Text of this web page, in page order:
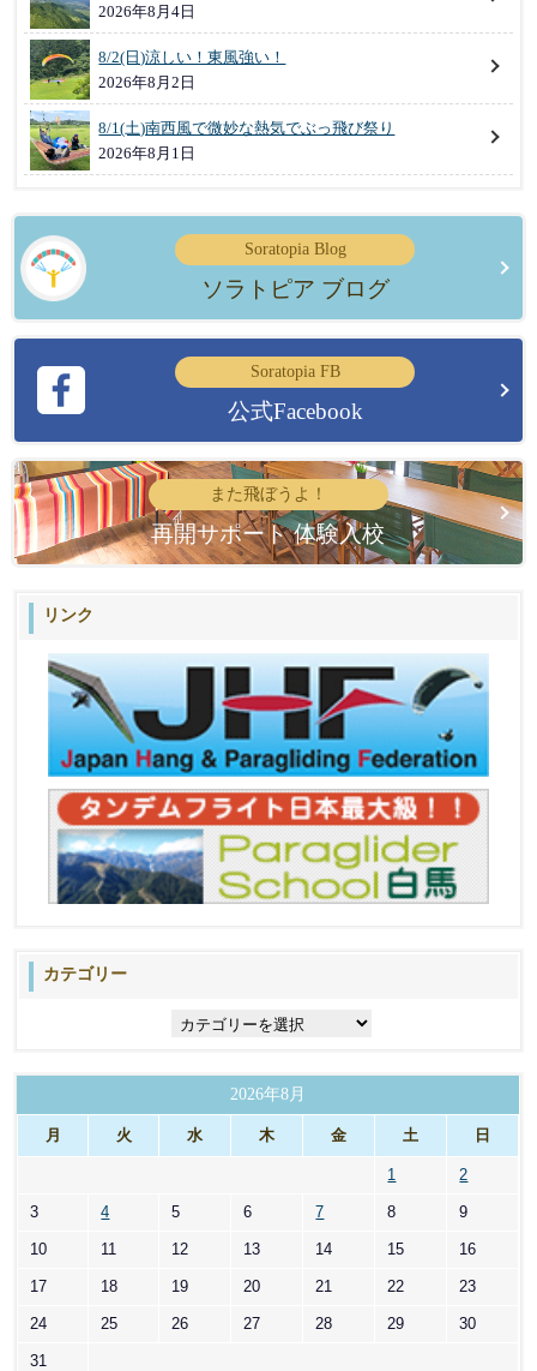
2026年8月4日
8/2(日)涼しい！東風強い！
2026年8月2日
8/1(土)南西風で微妙な熱気でぶっ飛び祭り
2026年8月1日
Soratopia Blog
ソラトピア ブログ
Soratopia FB
公式Facebook
また飛ぼうよ！
再開サポート 体験入校
リンク
カテゴリー
ー
2026年8月
月 火 水 木 金 土 日
1 2
3 4 5 6 7 8 9
10 11 12 13 14 15 16
17 18 19 20 21 22 23
24 25 26 27 28 29 30
31